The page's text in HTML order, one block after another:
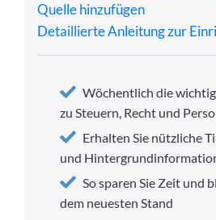
Quelle hinzufügen
Detaillierte Anleitung zur
Wöchentlich die
zu Steuern, Recht und
Erhalten Sie nützliche
und
So sparen Sie Zeit und
dem neuesten Stand